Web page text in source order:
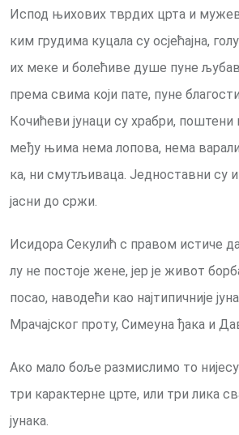
Ис­под њи­хо­вих твр­дих цр­та и
ким гру­ди­ма ку­ца­ла су осје­ћај­на,
их ме­ке и бо­ле­ћи­ве ду­ше пу­не
пре­ма сви­ма ко­ји па­те, пу­не
Ко­чи­ће­ви ју­на­ци су хра­бри,
ме­ђу њи­ма не­ма ло­по­ва, не­ма
ка, ни сму­тљи­ва­ца. Јед­но­став­ни су
ја­сни до ср­жи.
Иси­до­ра Се­ку­лић с пра­вом ис­ти­че
лу не по­сто­је же­не, јер је жи­вот
по­сао, на­во­де­ћи као нај­ти­пич­ни­је
Мра­чај­ског про­ту, Си­ме­у­на ђа­ка и
Ако ма­ло бо­ље раз­ми­сли­мо то
три ка­рак­тер­не цр­те, или три ли­ка
ју­на­ка.